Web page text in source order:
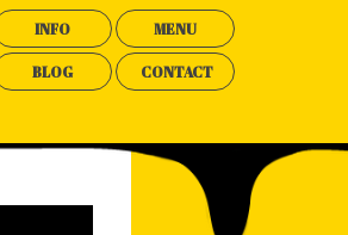
INFO MENU
BLOG CONTACT